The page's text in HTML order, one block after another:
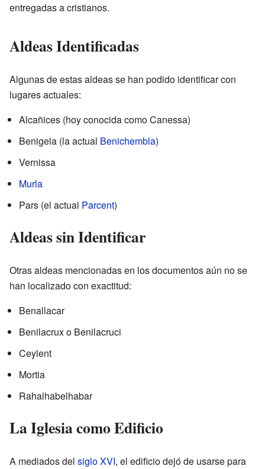
entregadas a cristianos.
Aldeas Identificadas
Algunas de estas aldeas se han podido identificar con
lugares actuales:
Alcañices (hoy conocida como Canessa)
Benigela (la actual Benichembla)
Vernissa
Murla
Pars (el actual Parcent)
Aldeas sin Identificar
Otras aldeas mencionadas en los documentos aún no se
han localizado con exactitud:
Benallacar
Benilacrux o Benilacruci
Ceylent
Mortia
Rahalhabelhabar
La Iglesia como Edificio
A mediados del siglo XVI, el edificio dejó de usarse para